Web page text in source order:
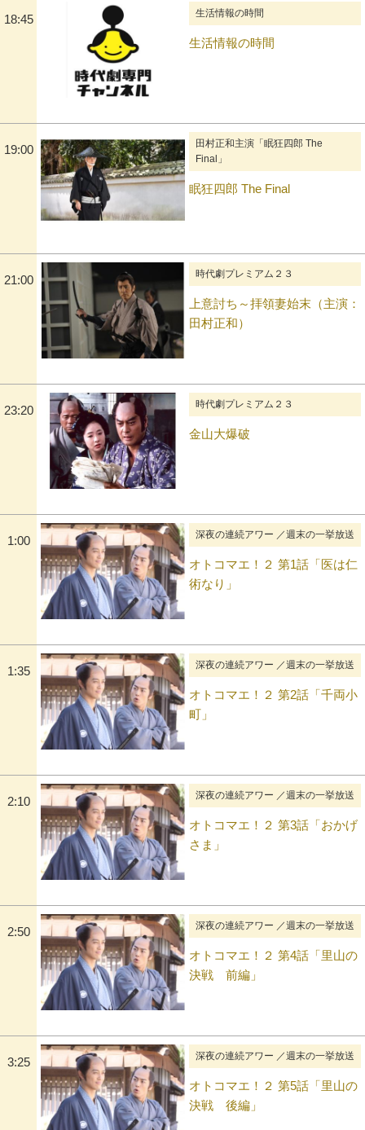
18:45 生活情報の時間
生活情報の時間
19:00
田村正和主演「眠狂四郎 The
Final」
眠狂四郎 The Final
21:00 時代劇プレミアム２３
上意討ち～拝領妻始末（主演：
田村正和）
23:20 時代劇プレミアム２３
金山大爆破
1:00 深夜の連続アワー ／週末の一挙放送
オトコマエ！２ 第1話「医は仁
術なり」
1:35 深夜の連続アワー ／週末の一挙放送
オトコマエ！２ 第2話「千両小
町」
2:10 深夜の連続アワー ／週末の一挙放送
オトコマエ！２ 第3話「おかげ
さま」
2:50 深夜の連続アワー ／週末の一挙放送
オトコマエ！２ 第4話「里山の
決戦 前編」
3:25 深夜の連続アワー ／週末の一挙放送
オトコマエ！２ 第5話「里山の
決戦 後編」